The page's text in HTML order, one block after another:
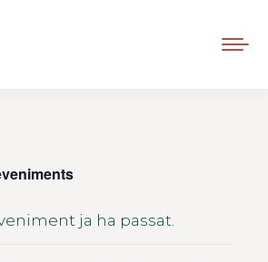
ja ha passat.